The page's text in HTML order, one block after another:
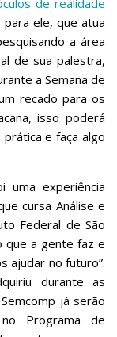
ele, que atua
a área
de sua palestra,
a Semana de
recado para os
isso poderá
e faça algo
uma experiência
cursa Análise e
Federal de São
que a gente faz e
ajudar no futuro”.
durante as
já serão
Programa de